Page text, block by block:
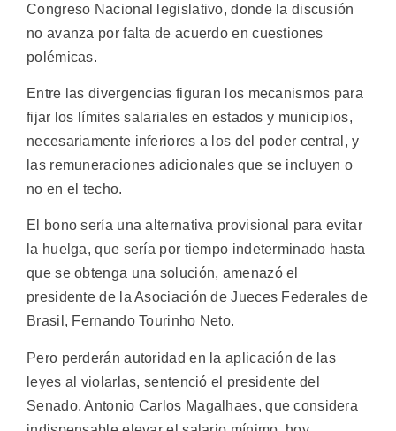
Congreso Nacional legislativo, donde la discusión
no avanza por falta de acuerdo en cuestiones
polémicas.
Entre las divergencias figuran los mecanismos para
fijar los límites salariales en estados y municipios,
necesariamente inferiores a los del poder central, y
las remuneraciones adicionales que se incluyen o
no en el techo.
El bono sería una alternativa provisional para evitar
la huelga, que sería por tiempo indeterminado hasta
que se obtenga una solución, amenazó el
presidente de la Asociación de Jueces Federales de
Brasil, Fernando Tourinho Neto.
Pero perderán autoridad en la aplicación de las
leyes al violarlas, sentenció el presidente del
Senado, Antonio Carlos Magalhaes, que considera